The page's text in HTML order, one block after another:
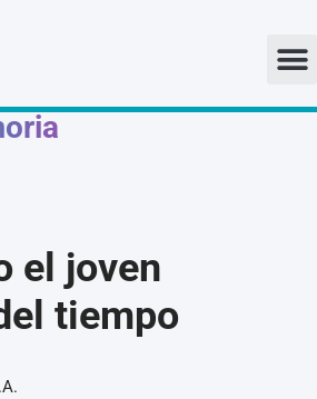
el joven
tiempo